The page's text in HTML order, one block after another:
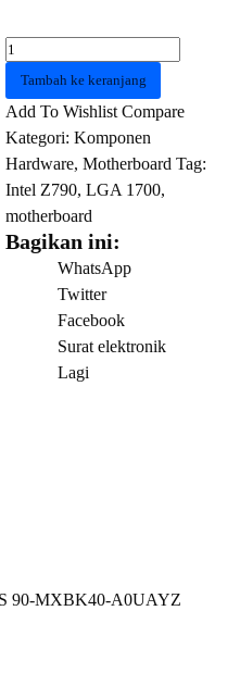
Kuantitas
Motherboard
Asrock
MXBK40-
A0UAYZ
Tambah ke keranjang
Add To Wishlist Compare
Kategori:Komponen
Hardware,Motherboard Tag:
Intel Z790,LGA 1700,
motherboard
Bagikan ini:
WhatsApp
Twitter
Facebook
Surat elektronik
Lagi
90-MXBK40-A0UAYZ